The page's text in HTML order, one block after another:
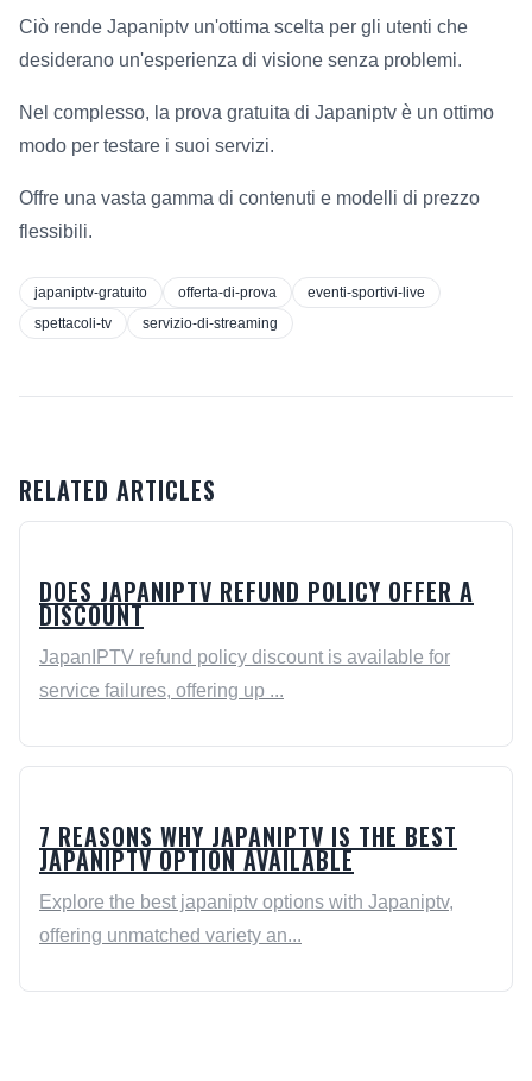
Ciò rende Japaniptv un'ottima scelta per gli utenti che
desiderano un'esperienza di visione senza problemi.
Nel complesso, la prova gratuita di Japaniptv è un ottimo
modo per testare i suoi servizi.
Offre una vasta gamma di contenuti e modelli di prezzo
flessibili.
japaniptv-gratuito offerta-di-prova
eventi-sportivi-live
spettacoli-tv
servizio-di-streaming
RELATED ARTICLES
DOES JAPANIPTV REFUND POLICY OFFER A
DISCOUNT
JapanIPTV refund policy discount is available for
service failures, offering up ...
7 REASONS WHY JAPANIPTV IS THE BEST
JAPANIPTV OPTION AVAILABLE
Explore the best japaniptv options with Japaniptv,
offering unmatched variety an...